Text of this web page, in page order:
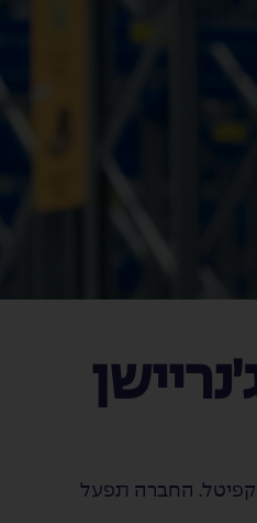
האחסנה לקרן ג׳נריישן – קפיטל. החברה תפעל